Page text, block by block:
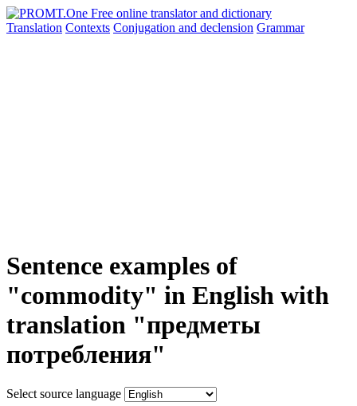
Translation Contexts Conjugation and declension Grammar
Sentence examples of
"commodity" in English with
translation "предметы
потребления"
Select source language